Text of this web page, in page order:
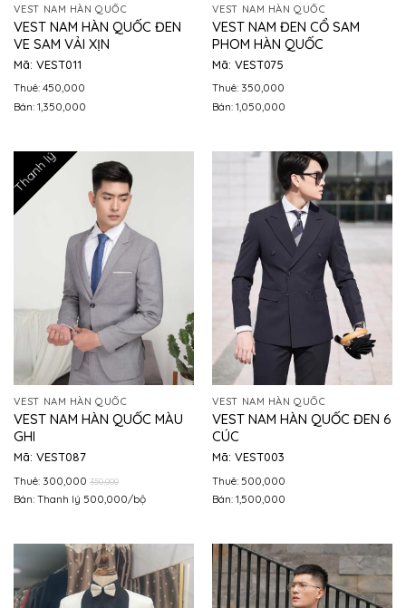
VEST NAM HÀN QUỐC
VEST NAM HÀN QUỐC ĐEN
VE SAM VẢI XỊN
Mã: VEST011
Thuê: 450,000
Bán: 1,350,000
VEST NAM HÀN QUỐC
VEST NAM ĐEN CỔ SAM
PHOM HÀN QUỐC
Mã: VEST075
Thuê: 350,000
Bán: 1,050,000
Thanh lý
VEST NAM HÀN QUỐC
VEST NAM HÀN QUỐC MÀU
GHI
Mã: VEST087
Thuê: 300,000 350,000
Bán: Thanh lý 500,000/bộ
VEST NAM HÀN QUỐC
VEST NAM HÀN QUỐC ĐEN 6
CÚC
Mã: VEST003
Thuê: 500,000
Bán: 1,500,000